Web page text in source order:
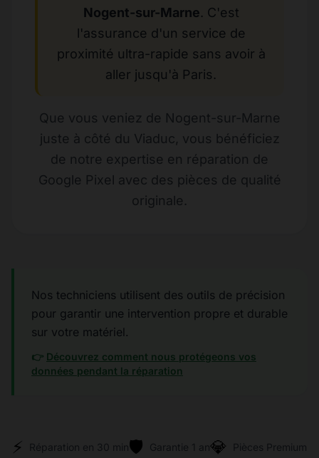
Nogent-sur-Marne. C'est
l'assurance d'un service de
proximité ultra-rapide sans avoir à
aller jusqu'à Paris.
Que vous veniez de Nogent-sur-Marne
juste à côté du Viaduc, vous bénéficiez
de notre expertise en réparation de
Google Pixel avec des pièces de qualité
originale.
Nos techniciens utilisent des outils de précision
pour garantir une intervention propre et durable
sur votre matériel.
👉 Découvrez comment nous protégeons vos
données pendant la réparation
⚡ Réparation en 30 min🛡️ Garantie 1 an💎 Pièces Premium